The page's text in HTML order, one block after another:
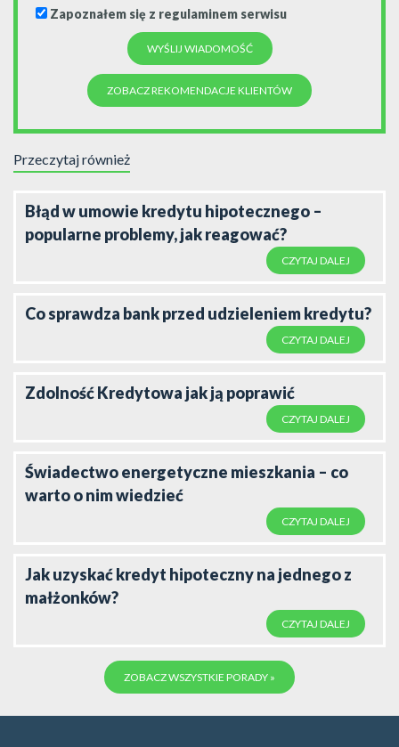
Zapoznałem się z regulaminem serwisu
ZOBACZ REKOMENDACJE KLIENTÓW
Przeczytaj również
Błąd w umowie kredytu hipotecznego –
popularne problemy, jak reagować?
CZYTAJ DALEJ
Co sprawdza bank przed udzieleniem kredytu?
CZYTAJ DALEJ
Zdolność Kredytowa jak ją poprawić
CZYTAJ DALEJ
Świadectwo energetyczne mieszkania – co
warto o nim wiedzieć
CZYTAJ DALEJ
Jak uzyskać kredyt hipoteczny na jednego z
małżonków?
CZYTAJ DALEJ
ZOBACZ WSZYSTKIE PORADY »